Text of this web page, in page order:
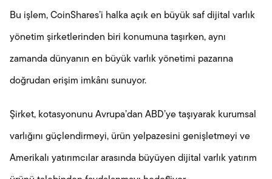
Bu işlem, CoinShares’i halka açık en büyük saf dijital varlık
yönetim şirketlerinden biri konumuna taşırken, aynı
zamanda dünyanın en büyük varlık yönetimi pazarına
doğrudan erişim imkânı sunuyor.
Şirket, kotasyonunu Avrupa’dan ABD’ye taşıyarak kurumsal
varlığını güçlendirmeyi, ürün yelpazesini genişletmeyi ve
Amerikalı yatırımcılar arasında büyüyen dijital varlık yatırım